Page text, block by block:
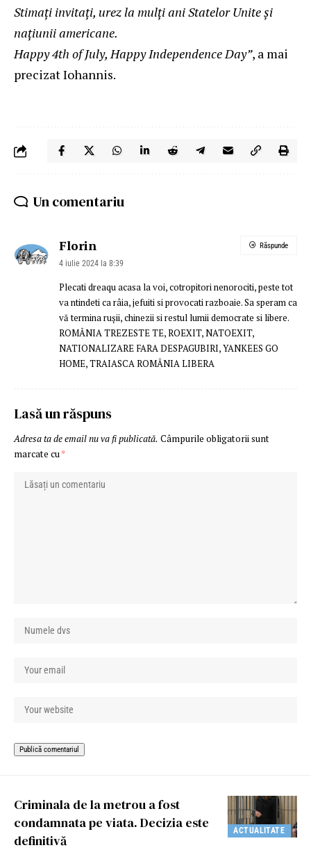
Stimați invitați, urez la mulți ani Statelor Unite și
națiunii americane.
Happy 4th of July, Happy Independence Day”, a mai
precizat Iohannis.
Un comentariu
Florin
4 iulie 2024 la 8:39
Plecati dreaqu acasa la voi, cotropitori nenorociti, peste tot
va ntindeti ca râia, jefuiti si provocati razboaie. Sa speram ca
vă termina rușii, chinezii si restul lumii democrate si libere.
ROMÂNIA TREZESTE TE, ROEXIT, NATOEXIT,
NATIONALIZARE FARA DESPAGUBIRI, YANKEES GO
HOME, TRAIASCA ROMÂNIA LIBERA
Răspunde
Lasă un răspuns
Adresa ta de email nu va fi publicată. Câmpurile obligatorii sunt
marcate cu*
ACTUALITATE
Criminala de la metrou a fost
condamnata pe viata. Decizia este
definitivă